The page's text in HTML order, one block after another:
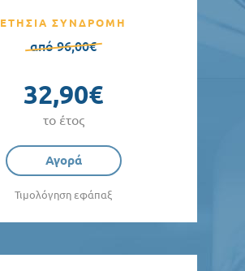
ΕΤΗΣΙΑ ΣΥΝΔΡΟΜΗ
από 96,00€
32,90€
το έτος
Αγορά
Τιμολόγηση εφάπαξ